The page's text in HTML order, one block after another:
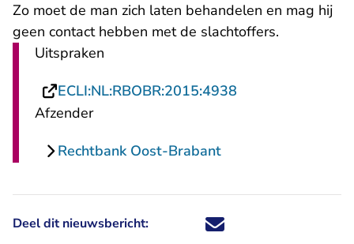
Zo moet de man zich laten behandelen en mag hij
geen contact hebben met de slachtoffers.
Uitspraken
ECLI:NL:RBOBR:2015:4938
Afzender
Rechtbank Oost-Brabant
Deel dit nieuwsbericht: Deel dit nieuwsbericht via X -
Deel dit nieuwsbericht via
Deel dit nieuwsbericht
Deel dit